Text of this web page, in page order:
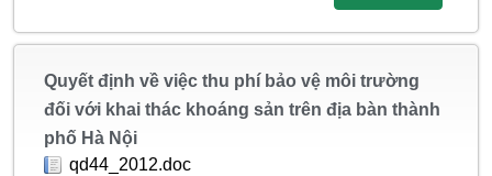
Quyết định về việc thu phí bảo vệ môi trường
đối với khai thác khoáng sản trên địa bàn thành
phố Hà Nội
qd44_2012.doc